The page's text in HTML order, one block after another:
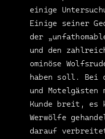
einige
Einige seiner
der
und den
ominöse
haben soll. Bei
und Motelgästen
Kunde breit, es
Werwölfe
darauf